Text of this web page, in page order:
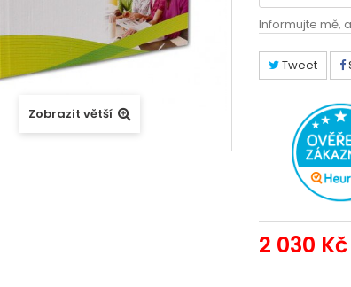
Zobrazit větší
Informujte mě,
Tweet
2 030 Kč